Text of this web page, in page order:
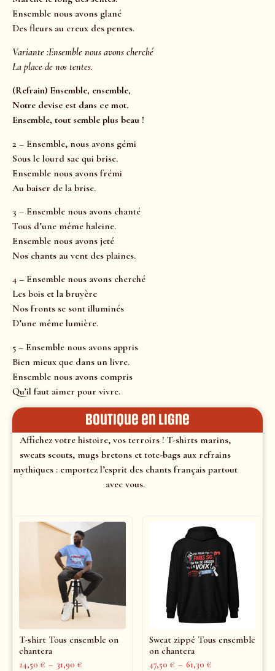
Ensemble nous avons glané
Des fleurs au creux des pentes.
Variante :Ensemble nous avons cherché
La place de nos tentes.
(Refrain) Ensemble, ensemble,
Notre devise est dans ce mot.
Ensemble, tout semble plus beau !
2 – Ensemble, nous avons gémi
Sous le lourd sac qui brise.
Ensemble nous avons frémi
Au baiser de la brise.
3 – Ensemble nous avons chanté
Tous d’une même haleine.
Ensemble nous avons jeté
Nos chants au vent des plaines.
4 – Ensemble nous avons cherché
Les bois et la bruyère
Nos fronts se sont illuminés
D’une même lumière.
5 – Ensemble nous avons appris
Bien mieux que dans un livre.
Ensemble nous avons compris
Qu’il faut aimer pour vivre.
Boutique en ligne
Affichez votre histoire, vos terroirs ! T-shirts marins,
sweats scouts, mugs bretons et tote-bags aux refrains
mythiques : emportez l’esprit des chants français partout
avec vous.
T-shirt Tous ensemble on
chantera
24,50 € – 31,90 €
Sweat zippé Tous ensemble
on chantera
47,50 € – 61,30 €